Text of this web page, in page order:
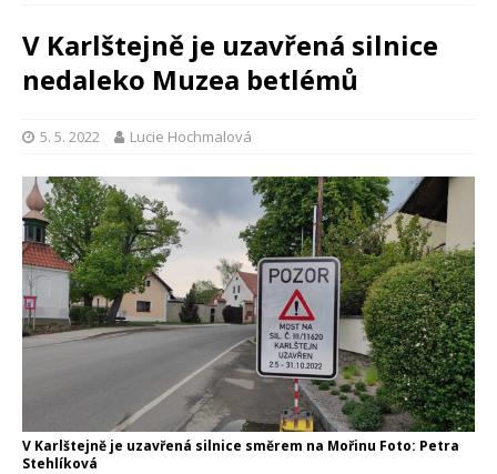
V Karlštejně je uzavřená silnice
nedaleko Muzea betlémů
5. 5. 2022 Lucie Hochmalová
V Karlštejně je uzavřená silnice směrem na Mořinu Foto: Petra
Stehlíková